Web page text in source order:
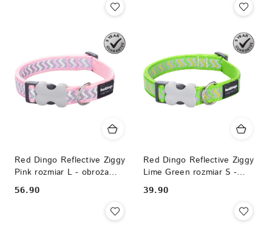
Red Dingo Reflective Ziggy
Pink rozmiar L - obroża
odblaskowa
Cena:
56.90
Red Dingo Reflective Ziggy
Lime Green rozmiar S -
obroża odblaskowa
Cena:
39.90